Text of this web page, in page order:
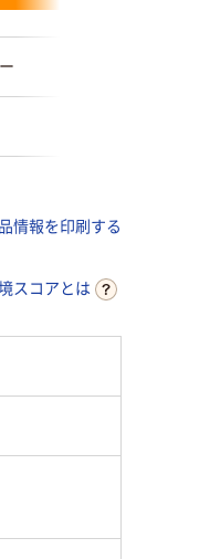
情報を印刷する
スコアとは